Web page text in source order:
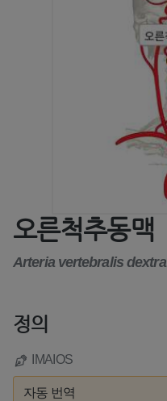
오른척추동맥
Arteria vertebralis dextra
정의
IMAIOS
자동 번역